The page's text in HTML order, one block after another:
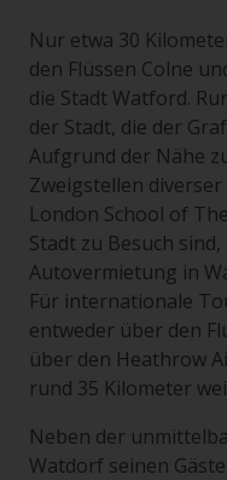
Nur etwa 30
den Flüssen Colne
die Stadt Watford.
der Stadt, die der
Aufgrund der Nähe
Zweigstellen
London School of
Stadt zu Besuch
Autovermietung in
Für internationale
entweder über den
über den Heathrow
rund 35 Kilometer
Neben der
Watdorf seinen